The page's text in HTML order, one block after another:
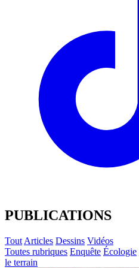
PUBLICATIONS
Tout Articles Dessins Vidéos
Toutes rubriques Enquête Écologie
le terrain